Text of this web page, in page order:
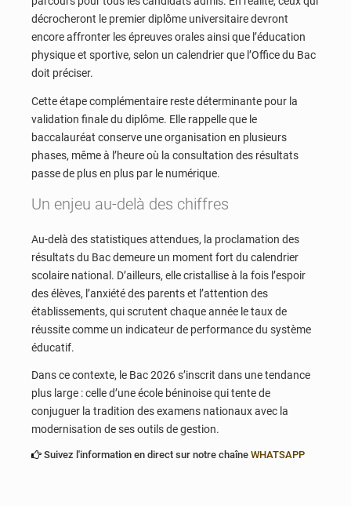
décrocheront le premier diplôme universitaire devront
encore affronter les épreuves orales ainsi que l’éducation
physique et sportive, selon un calendrier que l’Office du Bac
doit préciser.
Cette étape complémentaire reste déterminante pour la
validation finale du diplôme. Elle rappelle que le
baccalauréat conserve une organisation en plusieurs
phases, même à l’heure où la consultation des résultats
passe de plus en plus par le numérique.
Un enjeu au-delà des chiffres
Au-delà des statistiques attendues, la proclamation des
résultats du Bac demeure un moment fort du calendrier
scolaire national. D’ailleurs, elle cristallise à la fois l’espoir
des élèves, l’anxiété des parents et l’attention des
établissements, qui scrutent chaque année le taux de
réussite comme un indicateur de performance du système
éducatif.
Dans ce contexte, le Bac 2026 s’inscrit dans une tendance
plus large : celle d’une école béninoise qui tente de
conjuguer la tradition des examens nationaux avec la
modernisation de ses outils de gestion.
Suivez l'information en direct sur notre chaîne WHATSAPP